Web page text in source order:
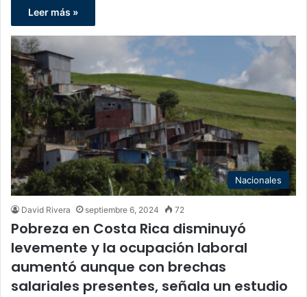
Leer más »
Nacionales
David Rivera septiembre 6, 2024 72
Pobreza en Costa Rica disminuyó
levemente y la ocupación laboral
aumentó aunque con brechas
salariales presentes, señala un estudio